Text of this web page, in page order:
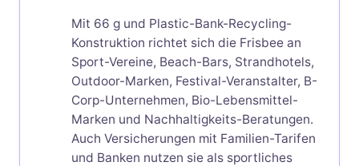
Mit 66 g und Plastic-Bank-Recycling-
Konstruktion richtet sich die Frisbee an
Sport-Vereine, Beach-Bars, Strandhotels,
Outdoor-Marken, Festival-Veranstalter, B-
Corp-Unternehmen, Bio-Lebensmittel-
Marken und Nachhaltigkeits-Beratungen.
Auch Versicherungen mit Familien-Tarifen
und Banken nutzen sie als sportliches